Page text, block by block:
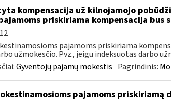
kompensacija už kilnojamojo
priskiriama kompensacija bus
pajamoms priskiriama
užmokesčio. Pvz., jeigu indeksuotas darbo
Gyventojų pajamų mokestis Pagrindinis:
pajamoms priskiriamą